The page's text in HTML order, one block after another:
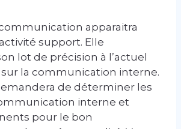
apparaitra
support. Elle
lot de précision à l’actuel
sur la communication interne.
de déterminer les
interne et
pour le bon